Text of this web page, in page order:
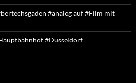
#analog auf #Film mit
#Düsseldorf